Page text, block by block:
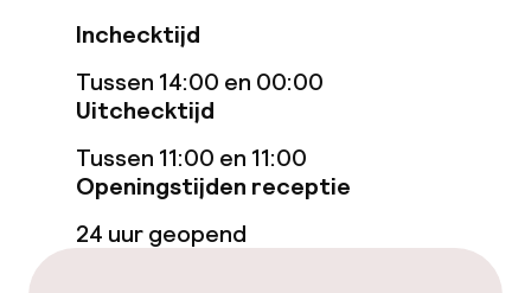
Inchecktijd
Tussen 14:00 en 00:00
Uitchecktijd
Tussen 11:00 en 11:00
Openingstijden receptie
24 uur geopend